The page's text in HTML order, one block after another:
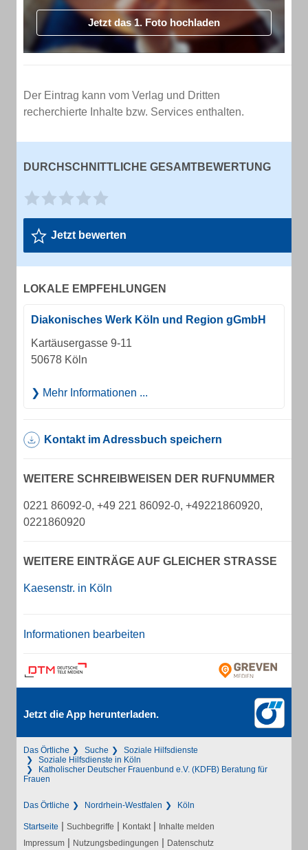
Jetzt das 1. Foto hochladen
Der Eintrag kann vom Verlag und Dritten
recherchierte Inhalte bzw. Services enthalten.
DURCHSCHNITTLICHE GESAMTBEWERTUNG
Jetzt bewerten
LOKALE EMPFEHLUNGEN
Diakonisches Werk Köln und Region gGmbH
Kartäusergasse 9-11
50678 Köln
Mehr Informationen ...
Kontakt im Adressbuch speichern
WEITERE SCHREIBWEISEN DER RUFNUMMER
0221 86092-0, +49 221 86092-0, +49221860920,
0221860920
WEITERE EINTRÄGE AUF GLEICHER STRASSE
Kaesenstr. in Köln
Informationen bearbeiten
Jetzt die App herunterladen.
Das Örtliche Suche
Soziale Hilfsdienste
Soziale Hilfsdienste in Köln
Katholischer Deutscher Frauenbund e.V. (KDFB) Beratung für
Frauen
Das Örtliche Nordrhein-Westfalen Köln
Startseite | Suchbegriffe | Kontakt | Inhalte melden
Impressum | Nutzungsbedingungen | Datenschutz